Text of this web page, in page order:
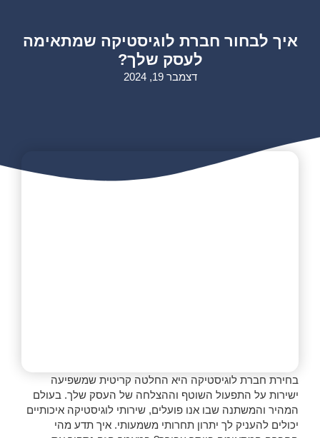
איך לבחור חברת לוגיסטיקה שמתאימה
לעסק שלך?
דצמבר 19, 2024
בחירת חברת לוגיסטיקה היא החלטה קריטית שמשפיעה
ישירות על התפעול השוטף וההצלחה של העסק שלך. בעולם
המהיר והמשתנה שבו אנו פועלים, שירותי לוגיסטיקה איכותיים
יכולים להעניק לך יתרון תחרותי משמעותי. איך תדע מהי